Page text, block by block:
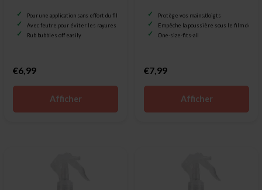
Pour une application sans effort du film pour vitrage
Avec feutre pour éviter les rayures
Rub bubbles off easily
€6,99
Afficher
Protège vos mains/doigts
Empêche la poussière sous le film de
One-size-fits-all
€7,99
Afficher